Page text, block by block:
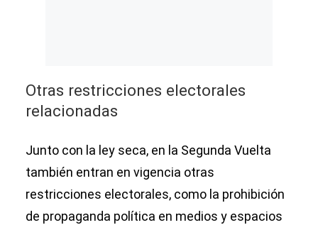
Otras restricciones electorales
relacionadas
Junto con la ley seca, en la Segunda Vuelta
también entran en vigencia otras
restricciones electorales, como la prohibición
de propaganda política en medios y espacios